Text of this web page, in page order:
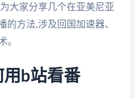
大家分享几个在亚美尼亚
的方法,涉及回国加速器、
。
用b站看番